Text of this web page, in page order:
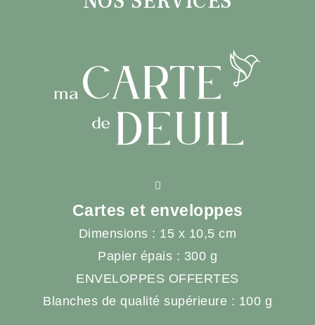
Cartes et enveloppes
Dimensions : 15 x 10,5 cm
Papier épais : 300 g
ENVELOPPES OFFERTES
Blanches de qualité supérieure : 100 g